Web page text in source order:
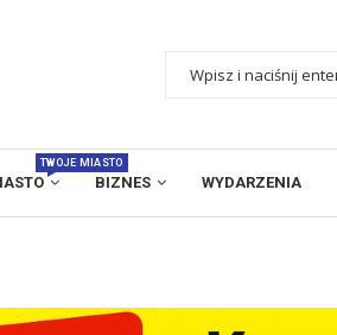
TWOJE MIASTO
BIZNES WYDARZENIA